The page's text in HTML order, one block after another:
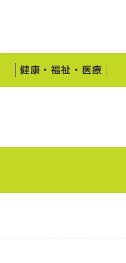
健康・福祉・医療